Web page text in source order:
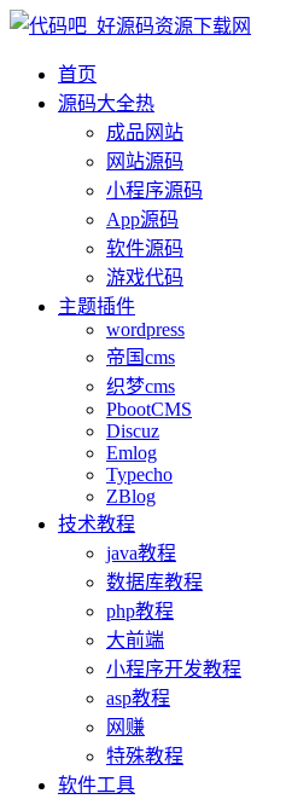
首页
源码大全热
成品网站
网站源码
小程序源码
App源码
软件源码
游戏代码
主题插件
wordpress
帝国cms
织梦cms
PbootCMS
Discuz
Emlog
Typecho
ZBlog
技术教程
java教程
数据库教程
php教程
大前端
小程序开发教程
asp教程
网赚
特殊教程
软件工具